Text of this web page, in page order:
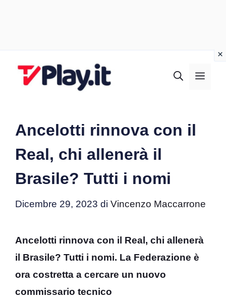
Ancelotti rinnova con il
Real, chi allenerà il
Brasile? Tutti i nomi
Dicembre 29, 2023 di Vincenzo Maccarrone
Ancelotti rinnova con il Real, chi allenerà
il Brasile? Tutti i nomi. La Federazione è
ora costretta a cercare un nuovo
commissario tecnico